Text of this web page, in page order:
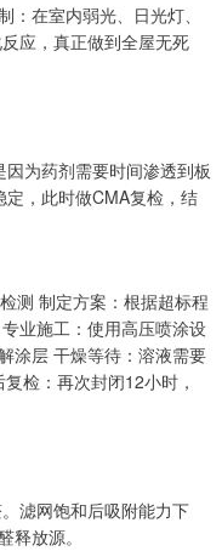
在室内弱光、日光灯、
应，真正做到全屋无死
为药剂需要时间渗透到板
，此时做CMA复检，结
测 制定方案：根据超标程
业施工：使用高压喷涂设
涂层 干燥等待：溶液需要
检：再次封闭12小时，
滤网饱和后吸附能力下
释放源。